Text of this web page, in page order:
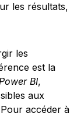
les résultats,
les
est la
BI,
aux
accéder à